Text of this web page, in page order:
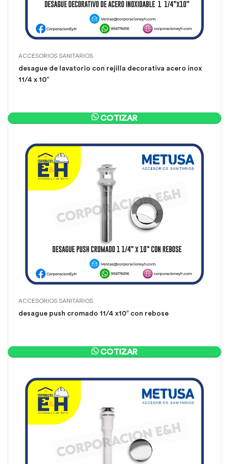
ACCESORIOS SANITARIOS
desague de lavatorio con rejilla decorativa acero inox
11/4 x 10″
COTIZAR
ACCESORIOS SANITARIOS
desague push cromado 11/4 x10″ con rebose
COTIZAR